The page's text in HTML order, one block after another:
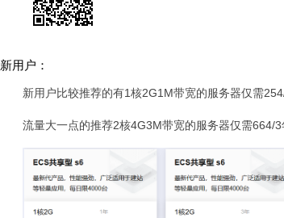
新用户：
新用户比较推荐的有1核2G1M带宽的服务器仅需
流量大一点的推荐2核4G3M带宽的服务器仅需664/3